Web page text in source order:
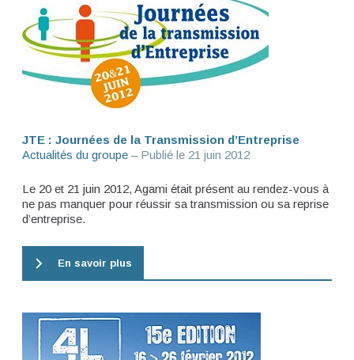
JTE : Journées de la Transmission d’Entreprise
Actualités du groupe – Publié le 21 juin 2012
Le 20 et 21 juin 2012, Agami était présent au rendez-vous à
ne pas manquer pour réussir sa transmission ou sa reprise
d’entreprise.
En savoir plus